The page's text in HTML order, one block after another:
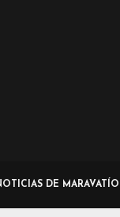
DE MARAVATÍO